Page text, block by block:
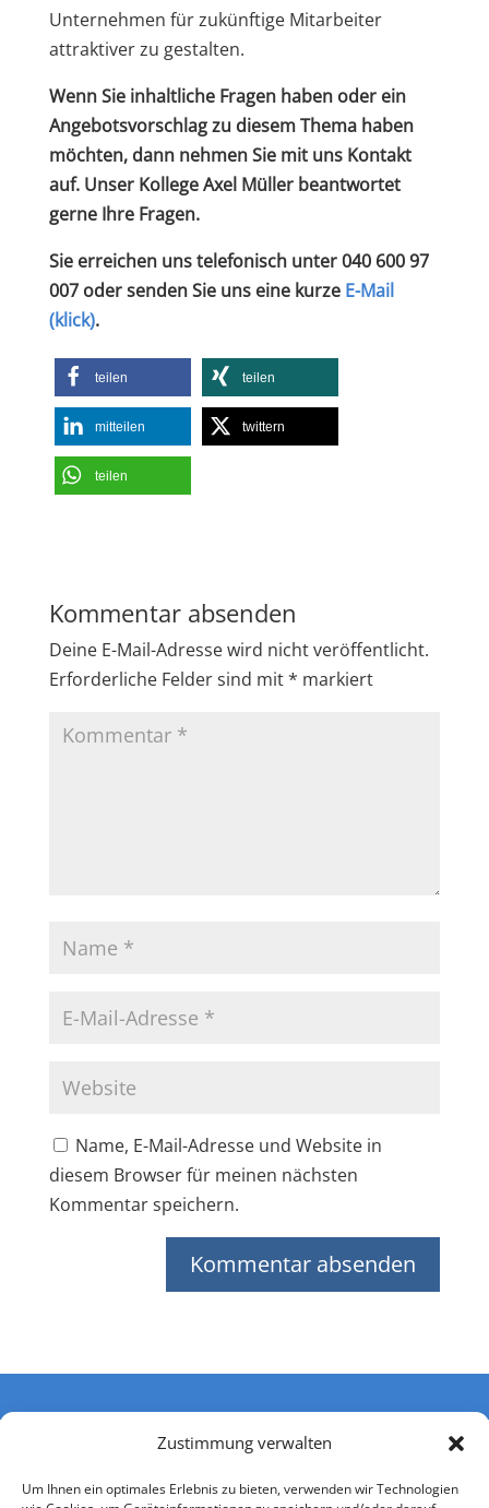
Zustimmung verwalten
Um Ihnen ein optimales Erlebnis zu bieten, verwenden wir Technologien
Unternehmen für zukünftige Mitarbeiter
attraktiver zu gestalten.
Wenn Sie inhaltliche Fragen haben oder ein
Angebotsvorschlag zu diesem Thema haben
möchten, dann nehmen Sie mit uns Kontakt
auf. Unser Kollege Axel Müller beantwortet
gerne Ihre Fragen.
Sie erreichen uns telefonisch unter 040 600 97
007 oder senden Sie uns eine kurze E-Mail
(klick).
teilen teilen
mitteilen twittern
teilen
Kommentar absenden
Deine E-Mail-Adresse wird nicht veröffentlicht.
Erforderliche Felder sind mit* markiert
Name, E-Mail-Adresse und Website in
diesem Browser für meinen nächsten
Kommentar speichern.